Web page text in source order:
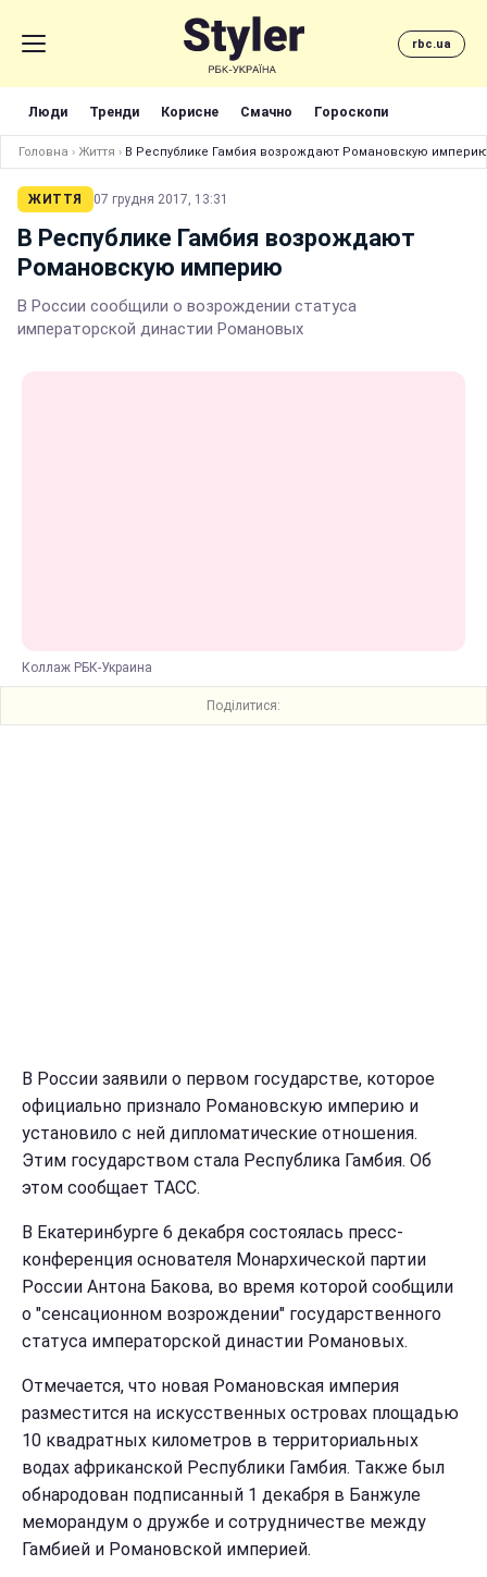
rbc.ua
Люди Тренди Корисне Смачно Гороскопи
Головна › Життя › В Республике Гамбия возрождают Романовскую
ЖИТТЯ 07 грудня 2017, 13:31
В Республике Гамбия возрождают
Романовскую империю
В России сообщили о возрождении статуса
императорской династии Романовых
Коллаж РБК-Украина
Поділитися:
В России заявили о первом государстве, которое
официально признало Романовскую империю и
установило с ней дипломатические отношения.
Этим государством стала Республика Гамбия. Об
этом сообщает ТАСС.
В Екатеринбурге 6 декабря состоялась пресс-
конференция основателя Монархической партии
России Антона Бакова, во время которой сообщили
о "сенсационном возрождении" государственного
статуса императорской династии Романовых.
Отмечается, что новая Романовская империя
разместится на искусственных островах площадью
10 квадратных километров в территориальных
водах африканской Республики Гамбия. Также был
обнародован подписанный 1 декабря в Банжуле
меморандум о дружбе и сотрудничестве между
Гамбией и Романовской империей.